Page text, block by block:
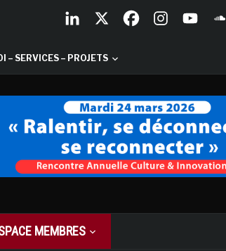
– SERVICES – PROJETS
MEMBRES